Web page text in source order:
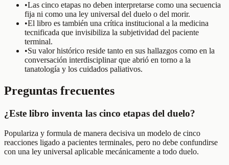
•Las cinco etapas no deben interpretarse como una secuencia
fija ni como una ley universal del duelo o del morir.
•El libro es también una crítica institucional a la medicina
tecnificada que invisibiliza la subjetividad del paciente
terminal.
•Su valor histórico reside tanto en sus hallazgos como en la
conversación interdisciplinar que abrió en torno a la
tanatología y los cuidados paliativos.
Preguntas frecuentes
¿Este libro inventa las cinco etapas del duelo?
Populariza y formula de manera decisiva un modelo de cinco
reacciones ligado a pacientes terminales, pero no debe confundirse
con una ley universal aplicable mecánicamente a todo duelo.